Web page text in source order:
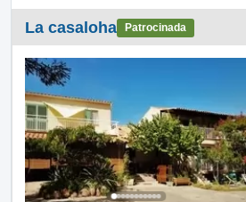
La casaloha Patrocinada